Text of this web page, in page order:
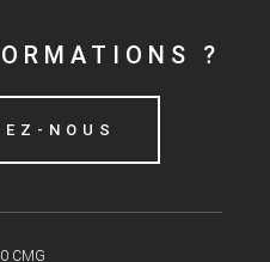
?
NOUS
CMG